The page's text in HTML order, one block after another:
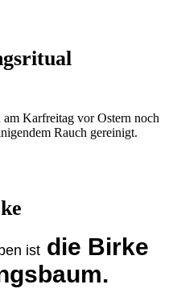
Karfreitag vor Ostern noch
Rauch gereinigt.
ist die Birke